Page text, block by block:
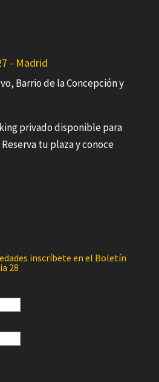
- Madrid
Barrio de la Concepción y
privado disponible para
tu plaza y conoce
inscríbete en el Boletín
28